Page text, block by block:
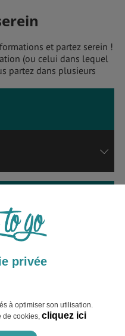
et partez serein !
(ou celui dans lequel
partez dans plusieurs
par
et choisissez
privée
à optimiser son utilisation.
cookies, cliquez ici